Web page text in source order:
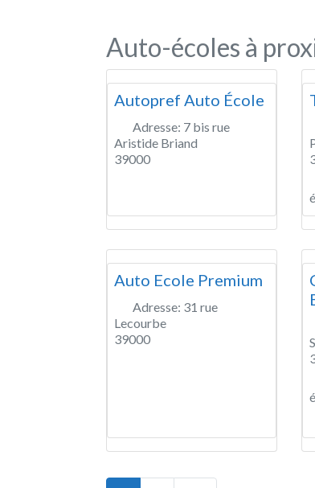
Auto-écoles à
Autopref Auto École
Adresse: 7 bis rue
Aristide Briand
39000
Auto Ecole Premium
Adresse: 31 rue
Lecourbe
39000